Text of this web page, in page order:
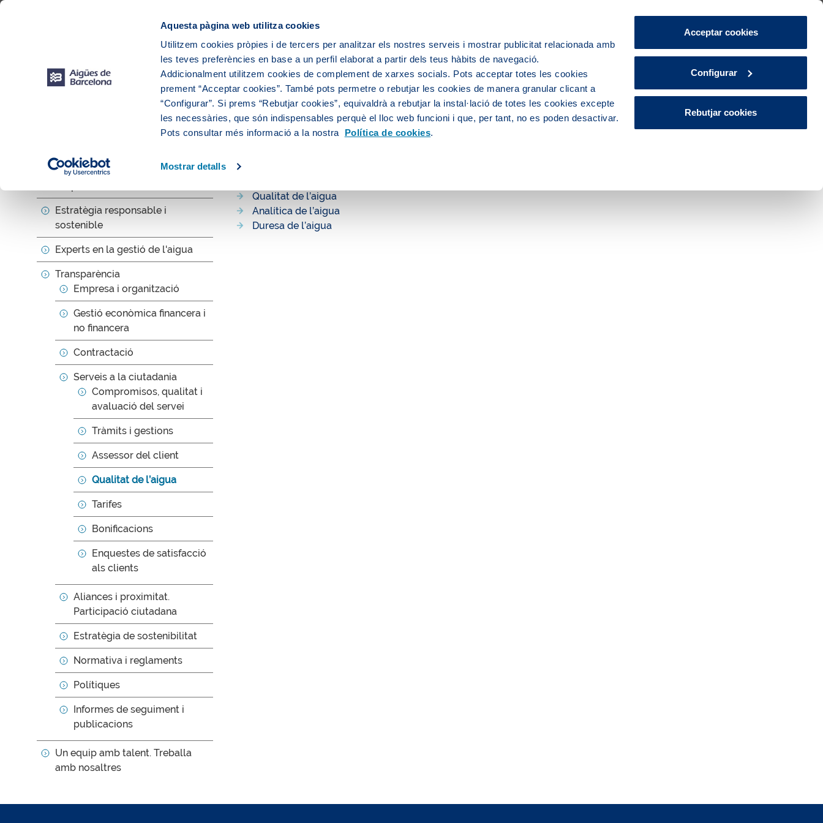
Aquesta pàgina web utilitza cookies
Utilitzem cookies pròpies i de tercers per analitzar els nostres serveis i mostrar publicitat relacionada amb
les teves preferències en base a un perfil elaborat a partir dels teus hàbits de navegació.
Addicionalment utilitzem cookies de complement de xarxes socials. Pots acceptar totes les cookies
prement “Acceptar cookies”. També pots permetre o rebutjar les cookies de manera granular clicant a
“Configurar”. Si prems “Rebutjar cookies”, equivaldrà a rebutjar la instal·lació de totes les cookies excepte
les necessàries, que són indispensables perquè el lloc web funcioni i que, per tant, no es poden desactivar.
Pots consultar més informació a la nostra Política de cookies.
Mostrar detalls
Acceptar cookies
Configurar
Rebutjar cookies
CA ES Àrea de Clients
Sobre nosaltres Persones Medi Ciutat Actualitat
Estratègia responsable i
sostenible
Experts en la gestió de l'aigua
Transparència
Empresa i organització
Gestió econòmica financera i
no financera
Contractació
Serveis a la ciutadania
Compromisos, qualitat i
avaluació del servei
Tràmits i gestions
Assessor del client
Qualitat de l’aigua
Tarifes
Bonificacions
Enquestes de satisfacció
als clients
Aliances i proximitat.
Participació ciutadana
Estratègia de sostenibilitat
Normativa i reglaments
Polítiques
Informes de seguiment i
publicacions
Un equip amb talent. Treballa
amb nosaltres
Sobre nosaltres Transparència Serveis a la ciutadania Qualitat de l’aigua
Qualitat de l’aigua
Analítica de l’aigua
Duresa de l’aigua